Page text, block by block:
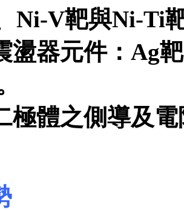
Ni-V靶與Ni-Ti
盪器元件：Ag
極體之側導及